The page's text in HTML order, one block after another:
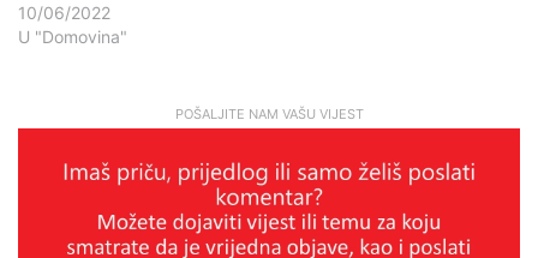
10/06/2022
U "Domovina"
POŠALJITE NAM VAŠU VIJEST